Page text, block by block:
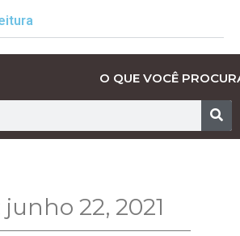
O QUE VOCÊ
junho 22, 2021